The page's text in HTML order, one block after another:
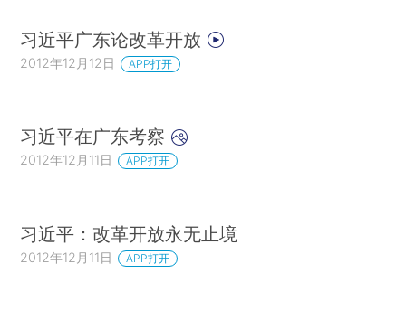
习近平广东论改革开放
2012年12月12日 APP打开
习近平在广东考察
2012年12月11日 APP打开
习近平：改革开放永无止境
2012年12月11日 APP打开